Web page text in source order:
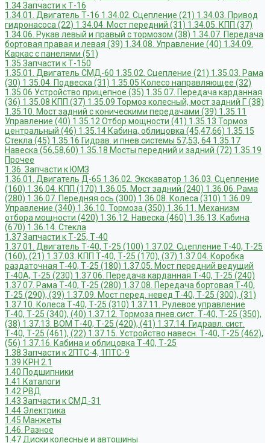
1.34 Запчасти к Т-16
1.34.01. Двигатель Т-16 1.34.02. Сцепление (21) 1.34.03. Привод
гидронасоса (22) 1.34.04. Мост передний (31) 1.34.05. КПП (37)
1.34.06. Рукав левый и правый с тормозом (38) 1.34.07. Передача
бортовая правая и левая (39) 1.34.08. Управление (40) 1.34.09.
Каркас с панелями (51)
1.35 Запчасти к Т-150
1.35.01. Двигатель СМД-60 1.35.02. Сцепление (21) 1.35.03. Рама
(30) 1.35.04. Подвеска (31) 1.35.05 Колесо направляющее (32)
1.35.06 Устройство прицепное (35) 1.35.07. Передача карданная
(36) 1.35.08 КПП (37) 1.35.09 Тормоз колесный, мост задний Г (38)
1.35.10. Мост задний с коническими передачами (39) 1.35.11
Управление (40) 1.35.12 Отбор мощности (41) 1.35.13 Тормоз
центральный (46) 1.35.14 Кабина, облицовка (45,47,66) 1.35.15
Стекла (45) 1.35.16 Гидрав. и пнев.системы 57,53, 64 1.35.17
Навеска (56,58,60) 1.35.18 Мосты передний и задний (72) 1.35.19
Прочее
1.36. Запчасти к ЮМЗ
1.36.01. Двигатель Д-65 1.36.02. Экскаватор 1.36.03. Сцепление
(160) 1.36.04. КПП (170) 1.36.05. Мост задний (240) 1.36.06. Рама
(280) 1.36.07. Передняя ось (300) 1.36.08. Колеса (310) 1.36.09.
Управление (340) 1.36.10. Тормоза (350) 1.36.11. Механизм
отбора мощности (420) 1.36.12. Навеска (460) 1.36.13. Кабина
(670) 1.36.14. Стекла
1.37 Запчасти к Т-25, Т-40
1.37.01. Двигатель Т-40, Т-25 (100) 1.37.02. Сцепление Т-40, Т-25
(160), (21) 1.37.03. КПП Т-40, Т-25 (170), (37) 1.37.04. Коробка
раздаточная Т-40, Т-25 (180) 1.37.05. Мост передний ведущий
Т-40А, Т-25 (230) 1.37.06. Передача карданная Т-40, Т-25 (240)
1.37.07. Рама Т-40, Т-25 (280) 1.37.08. Передача бортовая Т-40,
Т-25 (290), (39) 1.37.09. Мост перед. невед Т-40, Т-25 (300), (31)
1.37.10. Колеса Т-40, Т-25 (310) 1.37.11. Рулевое управление
Т-40, Т-25 (340), (40) 1.37.12. Тормоза пнев.сист. Т-40, Т-25 (350),
(38) 1.37.13. ВОМ Т-40, Т-25 (420), (41) 1.37.14. Гидравл. сист.
Т-40, Т-25 (461), (22) 1.37.15. Устройство навесн. Т-40, Т-25 (462),
(56) 1.37.16. Кабина и облицовка Т-40, Т-25
1.38 Запчасти к 2ПТС-4, 1ПТС-9
1.39 КРН 2.1
1.40 Подшипники
1.41 Каталоги
1.42 РВД
1.43 Запчасти к СМД-31
1.44 Электрика
1.45 Манжеты
1.46. Разное
1.47 Диски колесные и автошины